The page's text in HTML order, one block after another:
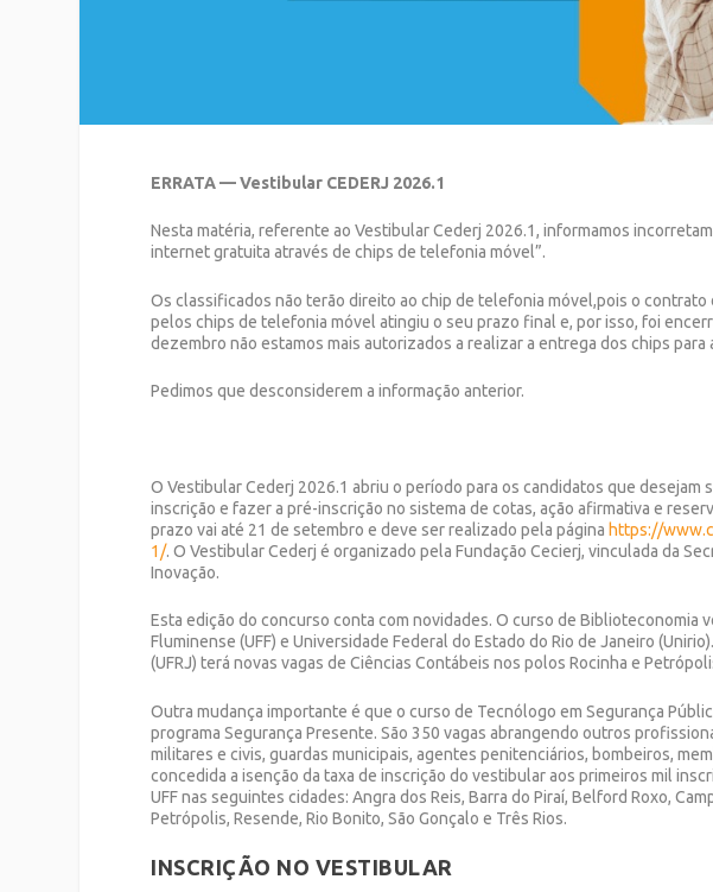
ERRATA — Vestibular CEDERJ 2026.1
Nesta matéria, referente ao Vestibular Cederj 2026.1, informamos
internet gratuita através de chips de telefonia móvel”.
Os classificados não terão direito ao chip de telefonia móvel,pois o contrato
pelos chips de telefonia móvel atingiu o seu prazo final e, por isso, foi
dezembro não estamos mais autorizados a realizar a entrega dos chips
Pedimos que desconsiderem a informação anterior.
O VestibularCederj 2026.1 abriu o períodopara os candidatos que desejam
inscrição e fazer a pré-inscrição no sistema de cotas, ação afirmativa e
prazo vai até 21 desetembro e deve ser realizado pela página https://
1/.O VestibularCederj é organizado pela FundaçãoCecierj, vinculada da
Inovação.
Esta edição do concurso conta com novidades.O curso deBiblioteconomia
Fluminense (UFF) e Universidade Federal do Estado do Rio de Janeiro (Unirio).
(UFRJ) teránovas vagas de Ciências Contábeis nos polos Rocinhae P
Outra mudança importante é que ocurso de Tecnólogo em Segurança
programa Segurança Presente. São 350 vagas abrangendo outros
militares e civis, guardas municipais, agentes penitenciários, bombeiros,
concedida a isenção da taxa de inscrição do vestibular aos primeiros mil
UFF nas seguintes cidades: Angra dos Reis, Barra do Piraí, Belford Roxo,
Petrópolis, Resende, Rio Bonito, São Gonçalo e Três Rios.
INSCRIÇÃO NO VESTIBULAR